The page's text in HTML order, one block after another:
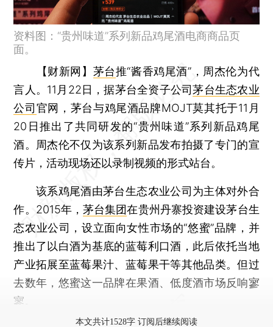
资料图：“贵州味道”系列新品鸡尾酒电商商品页
面。
【财新网】 茅台推“酱香鸡尾酒”，周杰伦为代
言人。11月22日，据茅台全资子公司茅台生态农业
公司官网，茅台与鸡尾酒品牌MOJT莫其托于11月
20日推出了共同研发的“贵州味道”系列新品鸡尾
酒。周杰伦不仅为该系列新品发布拍摄了专门的宣
传片，活动现场还以录制视频的形式站台。
该系鸡尾酒由茅台生态农业公司为主体对外合
作。2015年， 茅台集团在贵州丹寨投资建设茅台生
态农业公司，设立面向女性市场的“悠蜜”品牌，并
推出了以白酒为基底的蓝莓利口酒，此后依托当地
产业拓展至蓝莓果汁、蓝莓果干等其他品类。但过
去数年，悠蜜这一品牌在果酒、低度酒市场反响寥
寥。
本文共计1528字 订阅后继续阅读